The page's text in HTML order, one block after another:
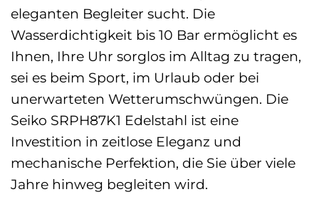
eleganten Begleiter sucht. Die
Wasserdichtigkeit bis 10 Bar ermöglicht es
Ihnen, Ihre Uhr sorglos im Alltag zu tragen,
sei es beim Sport, im Urlaub oder bei
unerwarteten Wetterumschwüngen. Die
Seiko SRPH87K1 Edelstahl ist eine
Investition in zeitlose Eleganz und
mechanische Perfektion, die Sie über viele
Jahre hinweg begleiten wird.